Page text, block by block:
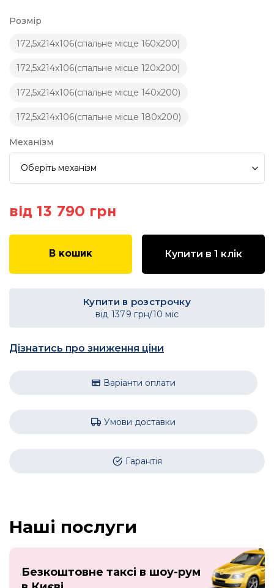
Розмір
172,5х214х106(спальне місце 160х200)
172,5х214х106(спальне місце 120х200)
172,5х214х106(спальне місце 140х200)
172,5х214х106(спальне місце 180х200)
Механізм
Оберіть механізм
від 13 790 грн
В кошик Купити в 1 клік
Купити в розстрочку
від 1379 грн/10 міс
Дізнатись про зниження ціни
Варіанти оплати
Умови доставки
Гарантія
Наші послуги
Безкоштовне таксі в шоу-рум